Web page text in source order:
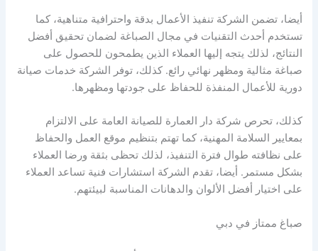
أيضا، تضمن الشركة تنفيذ الأعمال بدقة واحترافية متناهية، كما
تستخدم أحدث التقنيات في مجال الصباغة لضمان تحقيق أفضل
النتائج، لذلك يتجه إليها العملاء الذين يطمحون للحصول على
صباغة مثالية ومظهر نهائي رائع. كذلك، توفر الشركة خدمات صيانة
دورية للأعمال المنفذة للحفاظ على جودتها ومظهرها.
كذلك، تحرص شركة دار العمارة للصيانة العامة على الالتزام
بمعايير السلامة المهنية، كما تهتم بتنظيم موقع العمل والحفاظ
على نظافته طوال فترة التنفيذ، لذلك تحظى بثقة ورضا العملاء
بشكل مستمر. أيضا، تقدم الشركة استشارات فنية تساعد العملاء
على اختيار أفضل الألوان والدهانات المناسبة لبيئتهم.
صباغ ممتاز في دبي